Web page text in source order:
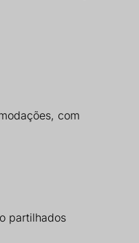
com
partilhados